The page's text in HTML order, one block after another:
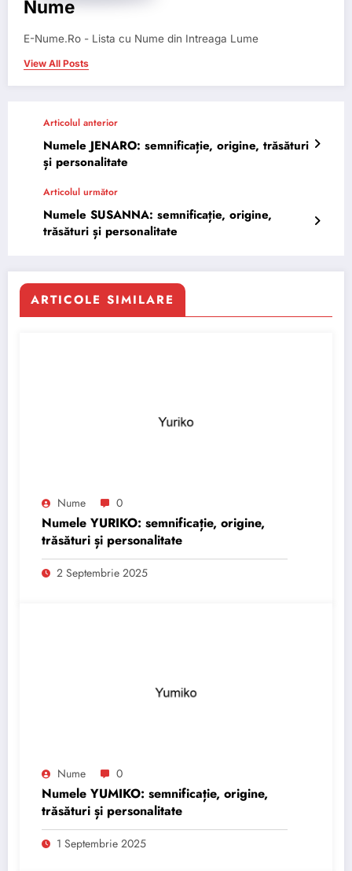
Nume
E-Nume.Ro - Lista cu Nume din Intreaga Lume
View All Posts
Articolul anterior
Numele JENARO: semnificație, origine, trăsături
și personalitate
Articolul următor
Numele SUSANNA: semnificație, origine,
trăsături și personalitate
ARTICOLE SIMILARE
Nume 0
Numele YURIKO: semnificație, origine,
trăsături și personalitate
2 Septembrie 2025
Nume 0
Numele YUMIKO: semnificație, origine,
trăsături și personalitate
1 Septembrie 2025